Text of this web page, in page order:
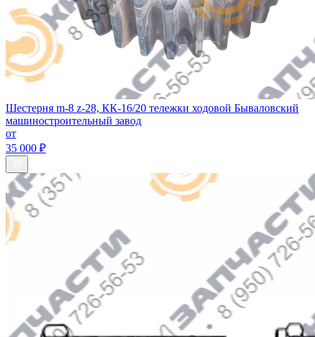
Шестерня m-8 z-28, КК-16/20 тележки ходовой Бываловский
машиностроительный завод
от
35 000 ₽